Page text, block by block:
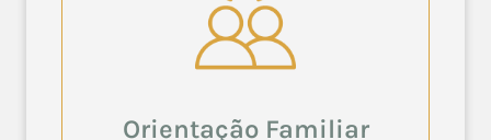
Orientação Familiar